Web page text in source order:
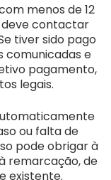
menos de 12
deve contactar
tiver sido pago
comunicadas e
pagamento,
legais.
ou falta de
pode obrigar à
remarcação, de
existente.